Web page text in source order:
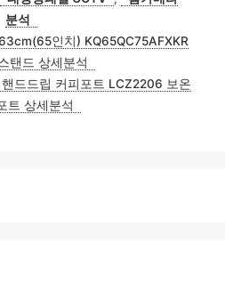
분석
인치) KQ65QC75AFXKR
탠드 상세분석
드드립 커피포트 LCZ2206 보온
트 상세분석